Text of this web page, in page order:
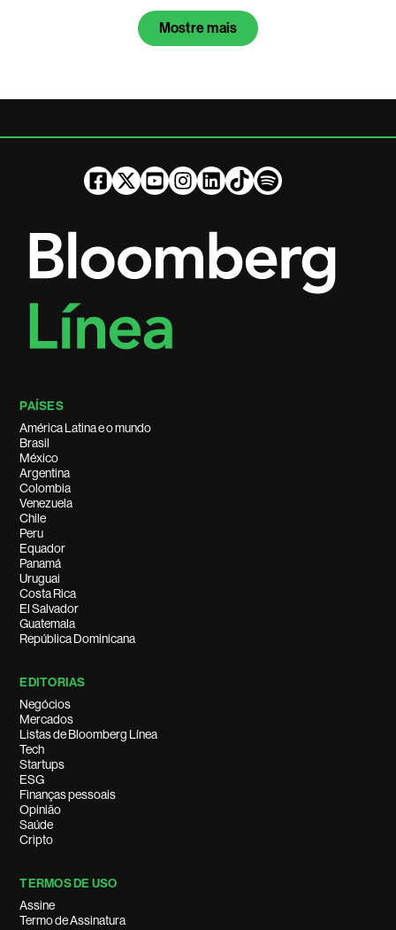
Mostre mais
PAÍSES
América Latina e o mundo
Brasil
México
Argentina
Colombia
Venezuela
Chile
Peru
Equador
Panamá
Uruguai
Costa Rica
El Salvador
Guatemala
República Dominicana
EDITORIAS
Negócios
Mercados
Listas de Bloomberg Línea
Tech
Startups
ESG
Finanças pessoais
Opinião
Saúde
Cripto
TERMOS DE USO
Assine
Termo de Assinatura